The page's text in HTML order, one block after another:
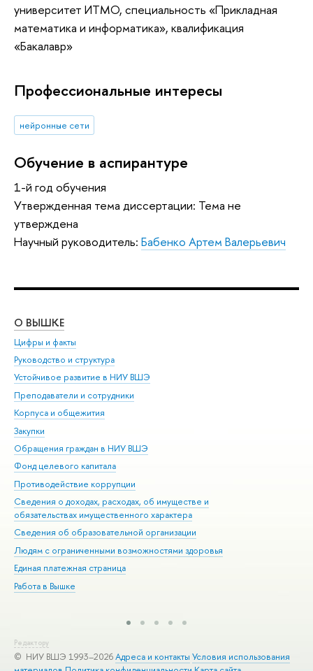
университет ИТМО, специальность «Прикладная
математика и информатика», квалификация
«Бакалавр»
Профессиональные интересы
нейронные сети
Обучение в аспирантуре
1-й год обучения
Утвержденная тема диссертации: Тема не
утверждена
Научный руководитель: Бабенко Артем Валерьевич
О ВЫШКЕ
Цифры и факты
Руководство и структура
Устойчивое развитие в НИУ ВШЭ
Преподаватели и сотрудники
Корпуса и общежития
Закупки
Обращения граждан в НИУ ВШЭ
Фонд целевого капитала
Противодействие коррупции
Сведения о доходах, расходах, об имуществе и
обязательствах имущественного характера
Сведения об образовательной организации
Людям с ограниченными возможностями здоровья
Единая платежная страница
Работа в Вышке
Редактору
© НИУ ВШЭ 1993–2026Адреса и контакты Условия использования